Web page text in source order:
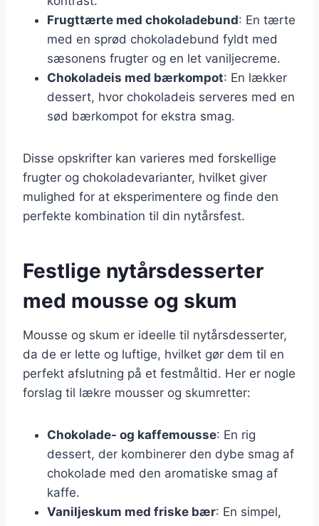
Frugttærte med chokoladebund: En tærte
med en sprød chokoladebund fyldt med
sæsonens frugter og en let vaniljecreme.
Chokoladeis med bærkompot: En lækker
dessert, hvor chokoladeis serveres med en
sød bærkompot for ekstra smag.
Disse opskrifter kan varieres med forskellige
frugter og chokoladevarianter, hvilket giver
mulighed for at eksperimentere og finde den
perfekte kombination til din nytårsfest.
Festlige nytårsdesserter
med mousse og skum
Mousse og skum er ideelle til nytårsdesserter,
da de er lette og luftige, hvilket gør dem til en
perfekt afslutning på et festmåltid. Her er nogle
forslag til lækre mousser og skumretter:
Chokolade- og kaffemousse: En rig
dessert, der kombinerer den dybe smag af
chokolade med den aromatiske smag af
kaffe.
Vaniljeskum med friske bær: En simpel,